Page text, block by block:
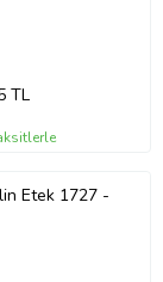
TL
Etek 1727 -